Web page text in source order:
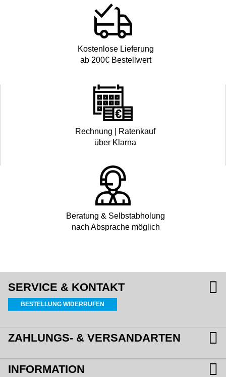
Kostenlose Lieferung
ab 200€ Bestellwert
Rechnung | Ratenkauf
über Klarna
Beratung & Selbstabholung
nach Absprache möglich
SERVICE & KONTAKT
BESTELLUNG WIDERRUFEN
ZAHLUNGS- & VERSANDARTEN
INFORMATION